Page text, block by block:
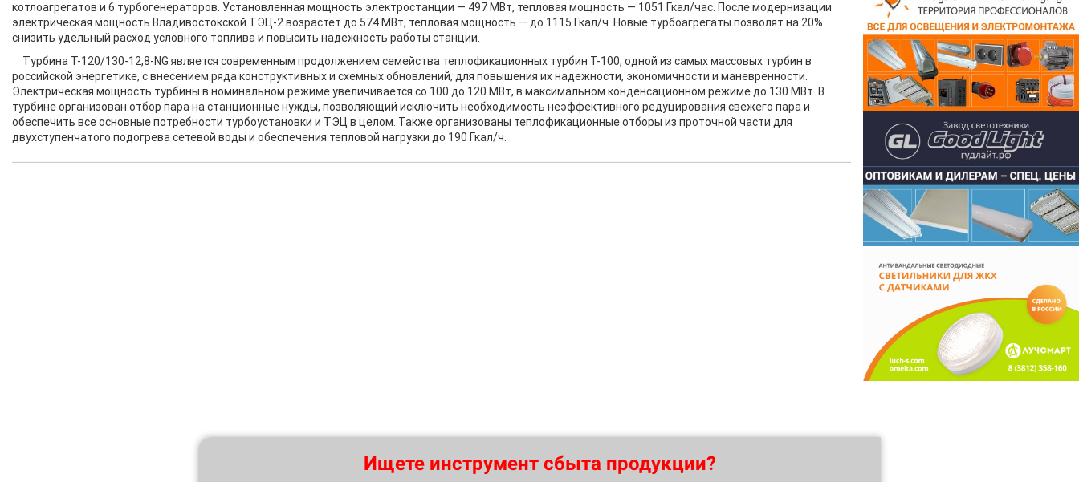
котлоагрегатов и 6 турбогенераторов. Установленная мощность электростанции — 497 МВт, тепловая мощность — 1051 Гкал/час. После модернизации
электрическая мощность Владивостокской ТЭЦ-2 возрастет до 574 МВт, тепловая мощность — до 1115 Гкал/ч. Новые турбоагрегаты позволят на 20%
снизить удельный расход условного топлива и повысить надежность работы станции.
Турбина Т-120/130-12,8-NG является современным продолжением семейства теплофикационных турбин Т-100, одной из самых массовых турбин в
российской энергетике, с внесением ряда конструктивных и схемных обновлений, для повышения их надежности, экономичности и маневренности.
Электрическая мощность турбины в номинальном режиме увеличивается со 100 до 120 МВт, в максимальном конденсационном режиме до 130 МВт. В
турбине организован отбор пара на станционные нужды, позволяющий исключить необходимость неэффективного редуцирования свежего пара и
обеспечить все основные потребности турбоустановки и ТЭЦ в целом. Также организованы теплофикационные отборы из проточной части для
двухступенчатого подогрева сетевой воды и обеспечения тепловой нагрузки до 190 Гкал/ч.
Ищете инструмент сбыта продукции?